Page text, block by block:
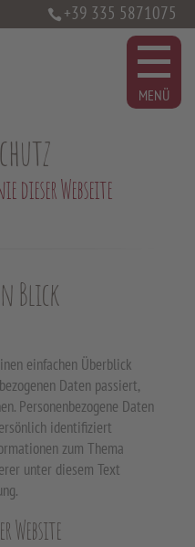
+39 335 5871075
dieser Webseite
Blick
einfachen Überblick
Daten passiert,
Personenbezogene Daten
identifiziert
zum Thema
unter diesem Text
Website